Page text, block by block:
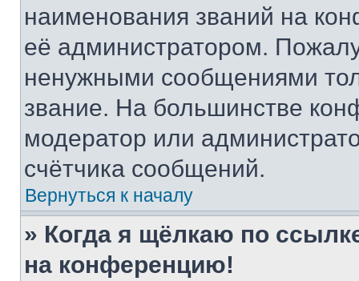
наименования званий на
её администратором.
ненужными сообщениями
звание. На большинстве
модератор или
счётчика сообщений.
Вернуться к началу
» Когда я щёлкаю по
на конференцию!